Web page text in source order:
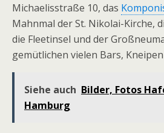
Michaelisstraße 10, das
Mahnmal der St. Nikolai-Kirche,
die Fleetinsel und der
gemütlichen vielen Bars,
Siehe auch Bilder, Fotos
Hamburg